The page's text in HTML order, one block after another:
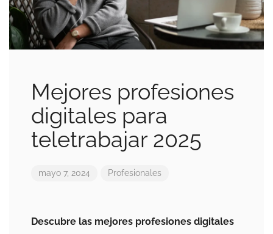
Buscar
Mejores profesiones
digitales para
teletrabajar 2025
mayo 7, 2024 Profesionales
Descubre las mejores profesiones digitales